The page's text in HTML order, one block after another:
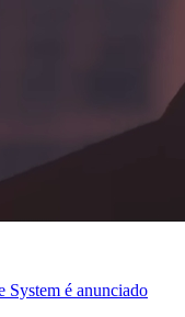
System é anunciado